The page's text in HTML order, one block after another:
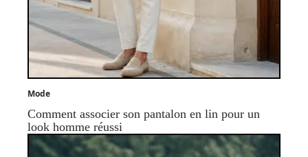
Mode
Comment associer son pantalon en lin pour un
look homme réussi